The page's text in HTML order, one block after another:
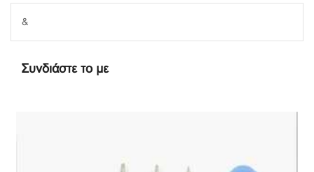
&
Συνδιάστε το με